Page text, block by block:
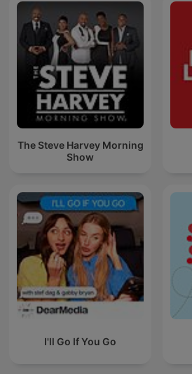
The Steve Harvey Morning
Show
I'll Go If You Go